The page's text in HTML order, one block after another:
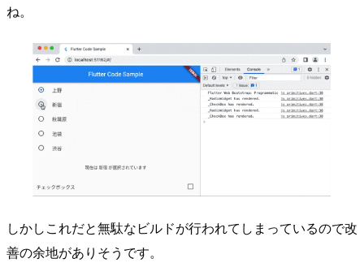
ね。
しかしこれだと無駄なビルドが行われてしまっているので改
善の余地がありそうです。